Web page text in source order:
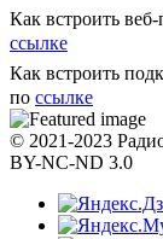
Как встроить
ссылке
Как встроить
по ссылке
© 2021-2023
BY-NC-ND 3.0